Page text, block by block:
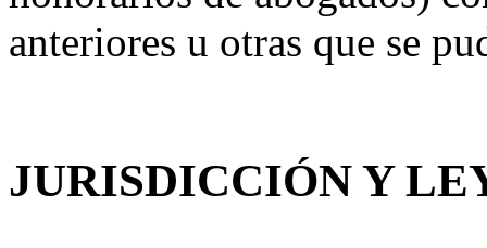
anteriores u otras que se
JURISDICCIÓN Y